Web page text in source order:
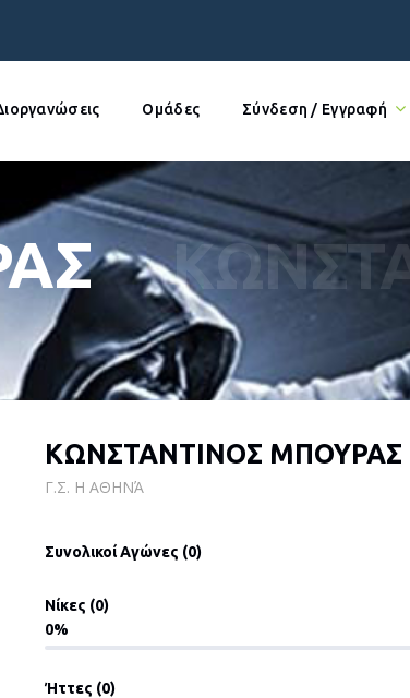
Ομάδες Σύνδεση / Εγγραφή
ΚΩΝΣΤΑΝΤΙΝΟΣ ΜΠΟΥΡΑΣ
Γ.Σ. Η ΑΘΗΝΆ
Συνολικοί Αγώνες (0)
Νίκες (0)
0
Ήττες (0)